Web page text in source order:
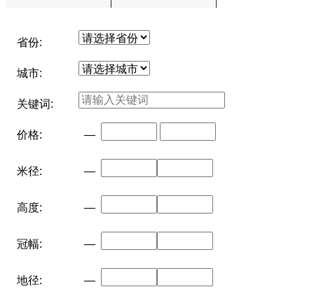
省份:
城市:
关键词:
价格: —
米径: —
高度: —
冠幅: —
地径: —